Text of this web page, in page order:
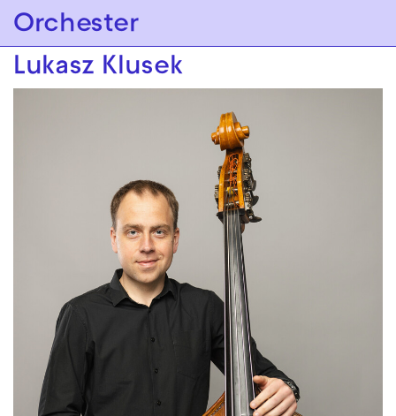
Zur Hauptnavigation springen
Zum Hauptinhalt springen
Orchester
Lukasz Klusek